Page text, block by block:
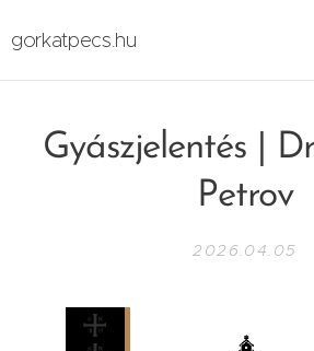
gorkatpecs.hu
Gyászjelentés |
Petrov
2026.04.05